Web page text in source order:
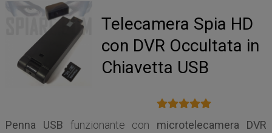
Telecamera Spia HD
con DVR Occultata in
Chiavetta USB
Penna USB funzionante con microtelecamera DVR